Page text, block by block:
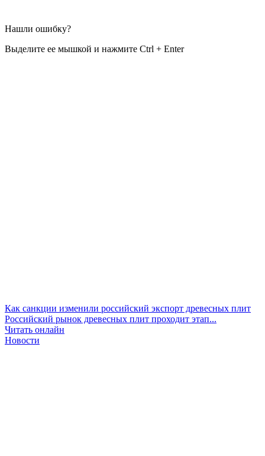
Нашли ошибку?
Выделите ее мышкой и нажмите Ctrl + Enter
Как санкции изменили российский экспорт древесных плит
Российский рынок древесных плит проходит этап...
Читать онлайн
Новости